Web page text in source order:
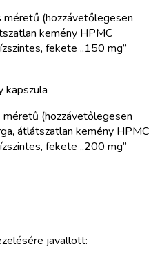
méretű (hozzávetőlegesen
kemény HPMC
fekete „150 mg”
kapszula
(hozzávetőlegesen
átlátszatlan kemény HPMC
fekete „200 mg”
javallott: